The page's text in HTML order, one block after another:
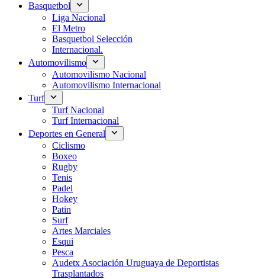
Basquetbol
Liga Nacional
El Metro
Basquetbol Selección
Internacional.
Automovilismo
Automovilismo Nacional
Automovilismo Internacional
Turf
Turf Nacional
Turf Internacional
Deportes en General
Ciclismo
Boxeo
Rugby
Tenis
Padel
Hokey
Patin
Surf
Artes Marciales
Esqui
Pesca
Audetx Asociación Uruguaya de Deportistas
Trasplantados